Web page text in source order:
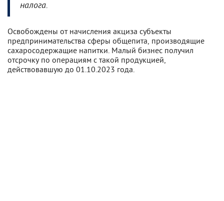
налога.
Освобождены от начисления акциза субъекты
предпринимательства сферы общепита, производящие
сахаросодержащие напитки. Малый бизнес получил
отсрочку по операциям с такой продукцией,
действовавшую до 01.10.2023 года.